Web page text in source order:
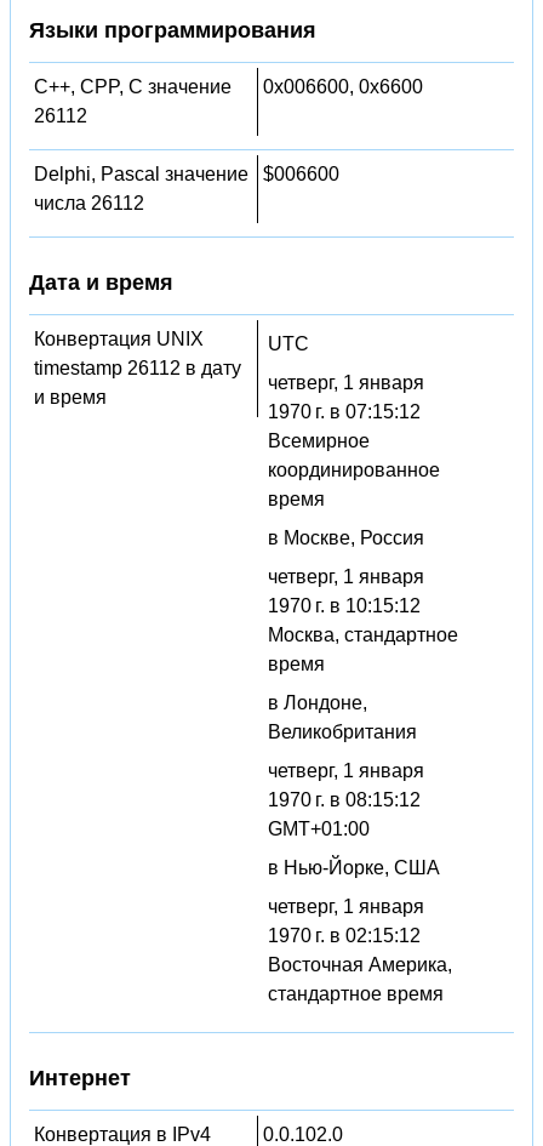
Языки программирования
C++, CPP, C значение
26112
0x006600, 0x6600
Delphi, Pascal значение
числа 26112
$006600
Дата и время
Конвертация UNIX
timestamp 26112 в дату
и время
UTC
четверг, 1 января
1970 г. в 07:15:12
Всемирное
координированное
время
в Москве, Россия
четверг, 1 января
1970 г. в 10:15:12
Москва, стандартное
время
в Лондоне,
Великобритания
четверг, 1 января
1970 г. в 08:15:12
GMT+01:00
в Нью-Йорке, США
четверг, 1 января
1970 г. в 02:15:12
Восточная Америка,
стандартное время
Интернет
Конвертация в IPv4
0.0.102.0